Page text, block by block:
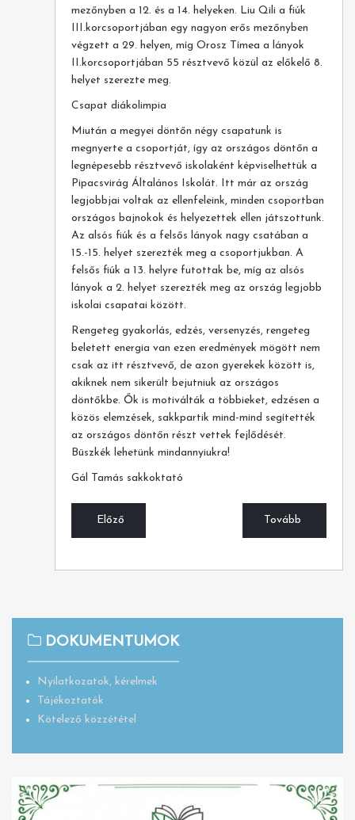
mezőnyben a 12. és a 14. helyeken. Liu Qili a fiúk
III.korcsoportjában egy nagyon erős mezőnyben
végzett a 29. helyen, míg Orosz Tímea a lányok
II.korcsoportjában 55 résztvevő közül az előkelő 8.
helyet szerezte meg.
Csapat diákolimpia
Miután a megyei döntőn négy csapatunk is
megnyerte a csoportját, így az országos döntőn a
legnépesebb résztvevő iskolaként képviselhettük a
Pipacsvirág Általános Iskolát. Itt már az ország
legjobbjai voltak az ellenfeleink, minden csoportban
országos bajnokok és helyezettek ellen játszottunk.
Az alsós fiúk és a felsős lányok nagy csatában a
15.-15. helyet szerezték meg a csoportjukban. A
felsős fiúk a 13. helyre futottak be, míg az alsós
lányok a 2. helyet szerezték meg az ország legjobb
iskolai csapatai között.
Rengeteg gyakorlás, edzés, versenyzés, rengeteg
beletett energia van ezen eredmények mögött nem
csak az itt résztvevő, de azon gyerekek között is,
akiknek nem sikerült bejutniuk az országos
döntőkbe. Ők is motiválták a többieket, edzésen a
közös elemzések, sakkpartik mind-mind segítették
az országos döntőn részt vettek fejlődését.
Büszkék lehetünk mindannyiukra!
Gál Tamás sakkoktató
Előző Tovább
DOKUMENTUMOK
Nyilatkozatok, kérelmek
Tájékoztatók
Kötelező közzététel